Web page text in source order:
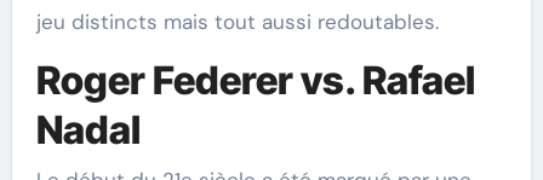
jeu distincts mais tout aussi redoutables.
Roger Federer vs. Rafael
Nadal